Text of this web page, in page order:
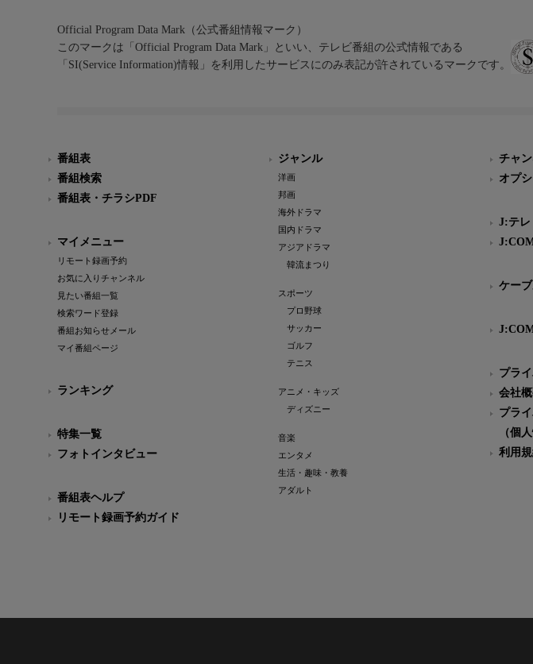
Official Program Data Mark（公式番組情報マーク）
このマークは「Official Program Data Mark」といい、テレビ番組の公式情報である
「SI(Service Information)情報」を利用したサービスにのみ表記が許されているマークです。
番組表
番組検索
番組表・チラシPDF
マイメニュー
リモート録画予約
お気に入りチャンネル
見たい番組一覧
検索ワード登録
番組お知らせメール
マイ番組ページ
ランキング
特集一覧
フォトインタビュー
番組表ヘルプ
リモート録画予約ガイド
ジャンル
洋画
邦画
海外ドラマ
国内ドラマ
アジアドラマ
韓流まつり
スポーツ
プロ野球
サッカー
ゴルフ
テニス
アニメ・キッズ
ディズニー
音楽
エンタメ
生活・趣味・教養
アダルト
チャ
オプ
J:テレ
ケー
プラ
会社
プラ
（個
利用